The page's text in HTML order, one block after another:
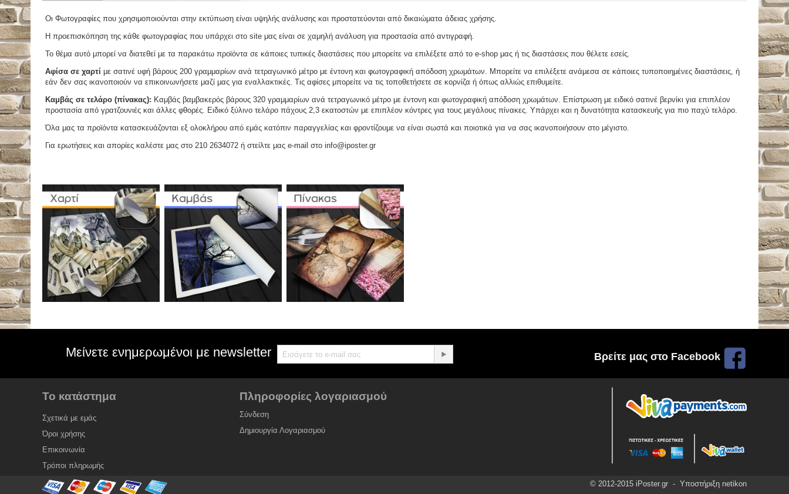
Οι Φωτογραφίες που χρησιμοποιούνται στην εκτύπωση είναι υψηλής ανάλυσης και προστατεύονται από δικαιώματα άδειας χρήσης.
Η προεπισκόπηση της κάθε φωτογραφίας που υπάρχει στο site μας είναι σε χαμηλή ανάλυση για προστασία από αντιγραφή.
Το θέμα αυτό μπορεί να διατεθεί με τα παρακάτω προϊόντα σε κάποιες τυπικές διαστάσεις που μπορείτε να επιλέξετε από το e-shop μας ή τις διαστάσεις που θέλετε εσείς.
Αφίσα σε χαρτί με σατινέ υφή βάρους 200 γραμμαρίων ανά τετραγωνικό μέτρο με έντονη και φωτογραφική απόδοση χρωμάτων. Μπορείτε να επιλέξετε ανάμεσα σε κάποιες τυποποιημένες διαστάσεις, ή
εάν δεν σας ικανοποιούν να επικοινωνήσετε μαζί μας για εναλλακτικές. Τις αφίσες μπορείτε να τις τοποθετήσετε σε κορνίζα ή όπως αλλιώς επιθυμείτε.
Καμβάς σε τελάρο (πίνακας): Καμβάς βαμβακερός βάρους 320 γραμμαρίων ανά τετραγωνικό μέτρο με έντονη και φωτογραφική απόδοση χρωμάτων. Επίστρωση με ειδικό σατινέ βερνίκι για επιπλέον
προστασία από γρατζουνιές και άλλες φθορές. Ειδικό ξύλινο τελάρο πάχους 2,3 εκατοστών με επιπλέον κόντρες για τους μεγάλους πίνακες. Υπάρχει και η δυνατότητα κατασκευής για πιο παχύ τελάρο.
Όλα μας τα προϊόντα κατασκευάζονται εξ ολοκλήρου από εμάς κατόπιν παραγγελίας και φροντίζουμε να είναι σωστά και ποιοτικά για να σας ικανοποιήσουν στο μέγιστο.
Για ερωτήσεις και απορίες καλέστε μας στο 210 2634072 ή στείλτε μας e-mail στο info@iposter.gr
Μείνετε ενημερωμένοι με newsletter Βρείτε μας στο Facebook
Το κατάστημα
Σχετικά με εμάς
Όροι χρήσης
Επικοινωνία
Τρόποι πληρωμής
Πληροφορίες λογαριασμού
Σύνδεση
Δημιουργία Λογαριασμού
© 2012-2015 iPoster.gr - Υποστήριξη netikon